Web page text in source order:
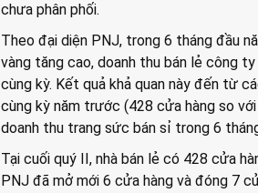
chưa phân phối.
Theo đại diện PNJ, trong 6 tháng đầu
vàng tăng cao, doanh thu bán lẻ công
cùng kỳ. Kết quả khả quan này đến từ
cùng kỳ năm trước (428 cửa hàng so
doanh thu trang sức bán sỉ trong 6
Tại cuối quý II, nhà bán lẻ có 428 cửa
PNJ đã mở mới 6 cửa hàng và đóng 7